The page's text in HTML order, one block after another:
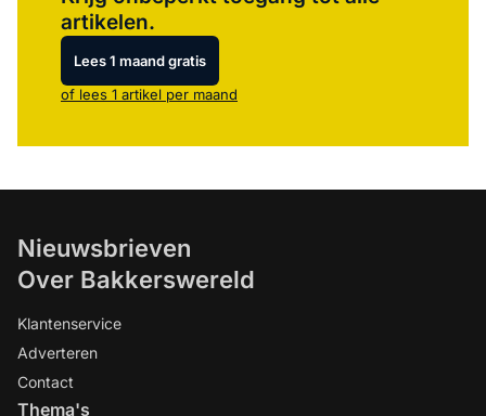
artikelen.
Lees 1 maand gratis
of lees 1 artikel per maand
Nieuwsbrieven
Over Bakkerswereld
Klantenservice
Adverteren
Contact
Thema's